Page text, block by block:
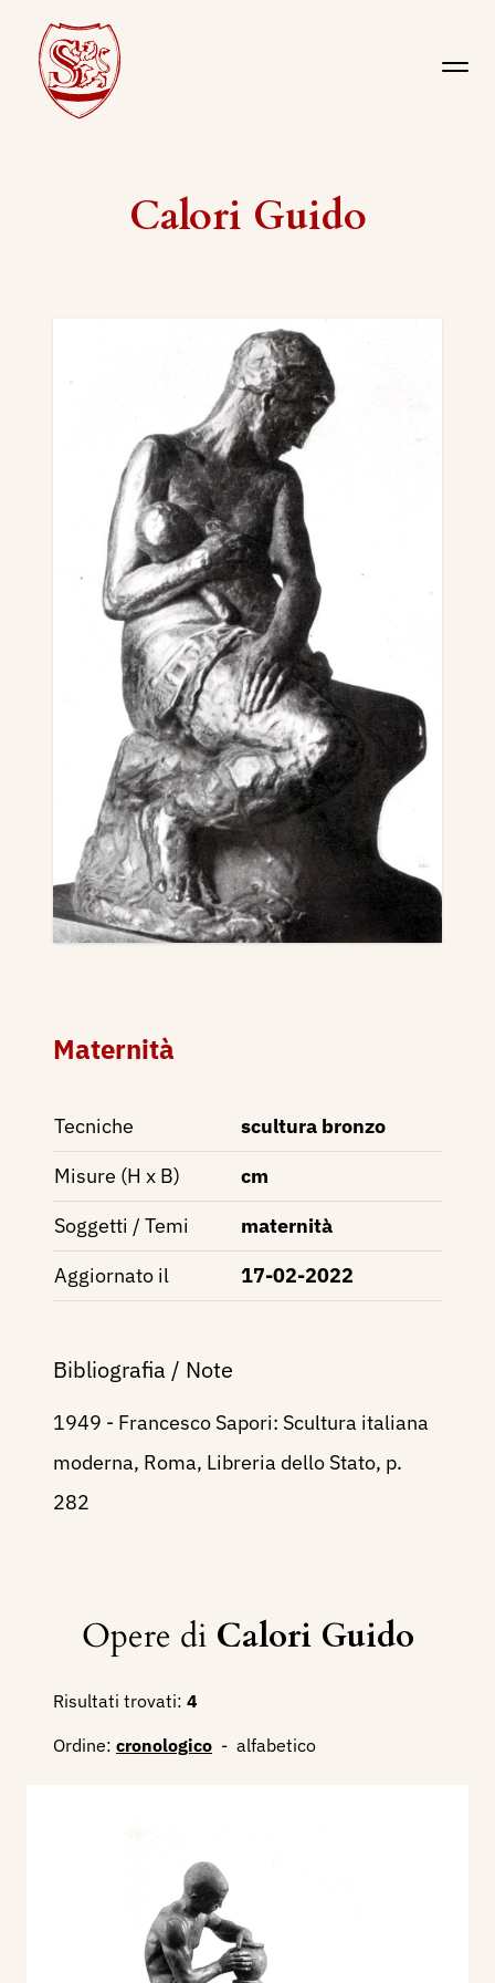
Calori Guido
Maternità
Tecniche
scultura bronzo
Misure (H x B)
cm
Soggetti / Temi
maternità
Aggiornato il
17-02-2022
Bibliografia / Note
1949 - Francesco Sapori: Scultura italiana
moderna, Roma, Libreria dello Stato, p.
282
Opere di Calori Guido
Risultati trovati: 4
Ordine: cronologico - alfabetico